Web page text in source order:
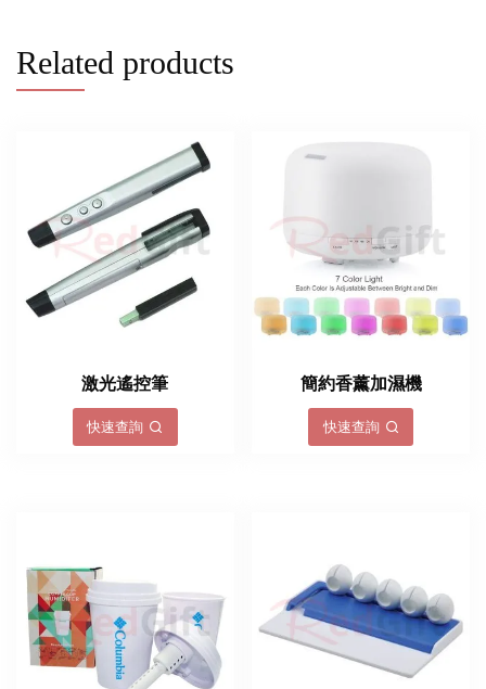
Related products
激光遙控筆
快速查詢
簡約香薰加濕機
快速查詢